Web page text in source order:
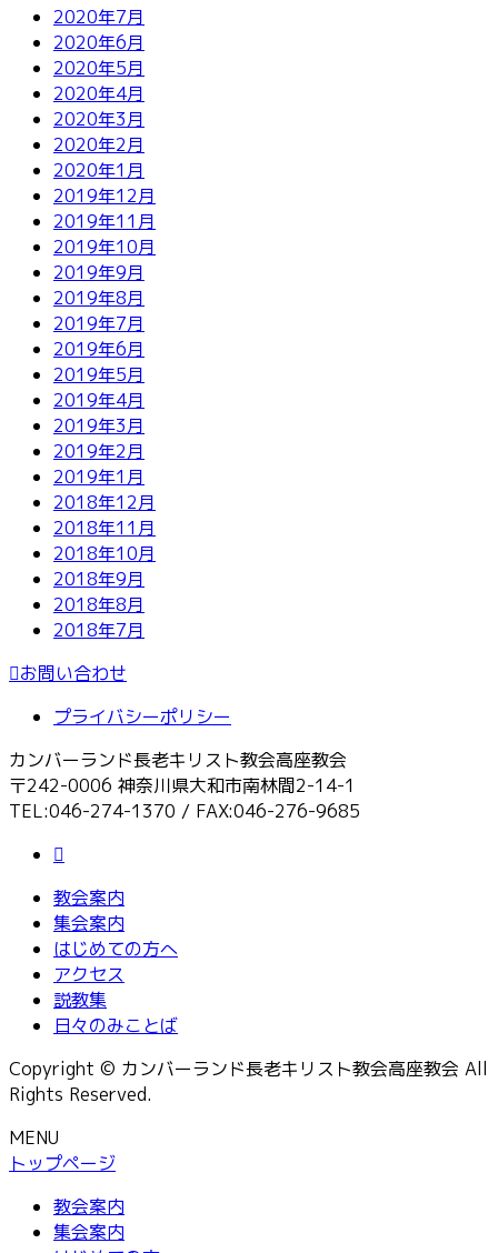
2020年7月
2020年6月
2020年5月
2020年4月
2020年3月
2020年2月
2020年1月
2019年12月
2019年11月
2019年10月
2019年9月
2019年8月
2019年7月
2019年6月
2019年5月
2019年4月
2019年3月
2019年2月
2019年1月
2018年12月
2018年11月
2018年10月
2018年9月
2018年8月
2018年7月
お問い合わせ
プライバシーポリシー
カンバーランド長老キリスト教会高座教会
〒242-0006 神奈川県大和市南林間2-14-1
TEL:046-274-1370 / FAX:046-276-9685
教会案内
集会案内
はじめての方へ
アクセス
説教集
日々のみことば
Copyright © カンバーランド長老キリスト教会高座教会 All
Rights Reserved.
MENU
トップページ
教会案内
集会案内